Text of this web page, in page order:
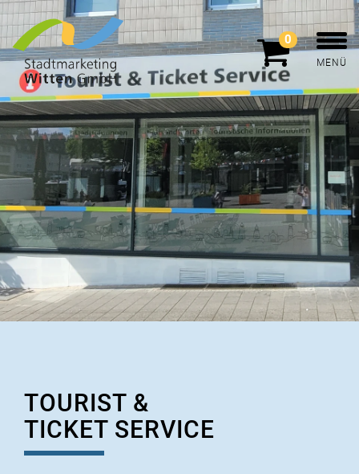
0
MENÜ
TOURIST &
TICKET SERVICE